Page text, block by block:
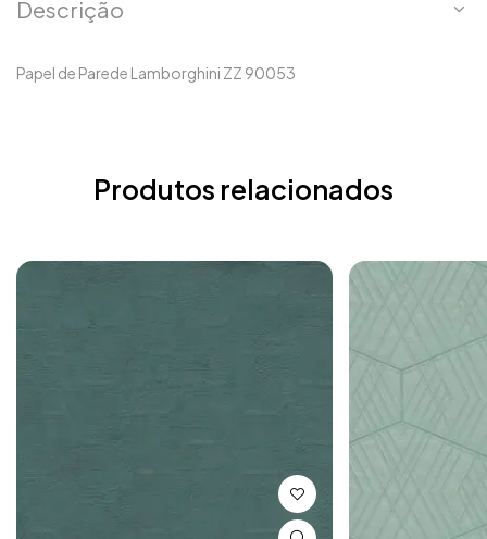
Descrição
Papel de Parede Lamborghini ZZ 90053
Produtos relacionados